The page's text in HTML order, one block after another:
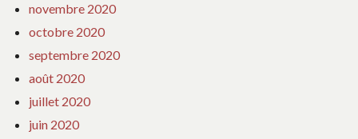
novembre 2020
octobre 2020
septembre 2020
août 2020
juillet 2020
juin 2020